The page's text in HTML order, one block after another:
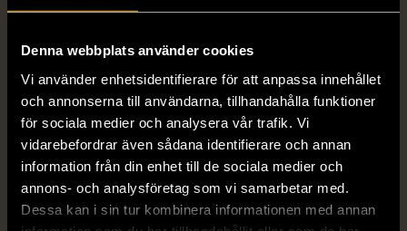
Denna webbplats använder cookies
Vi använder enhetsidentifierare för att anpassa innehållet
och annonserna till användarna, tillhandahålla funktioner
för sociala medier och analysera vår trafik. Vi
vidarebefordrar även sådana identifierare och annan
information från din enhet till de sociala medier och
annons- och analysföretag som vi samarbetar med.
Dessa kan i sin tur kombinera informationen med annan
1/5
H&M
H&M - Leopardmönstrad
volangklänning
XS (32-34) Nytt skick
1/5
H&M
H&M - Plisserad midikjol
med resårmidja -
Salviagrön